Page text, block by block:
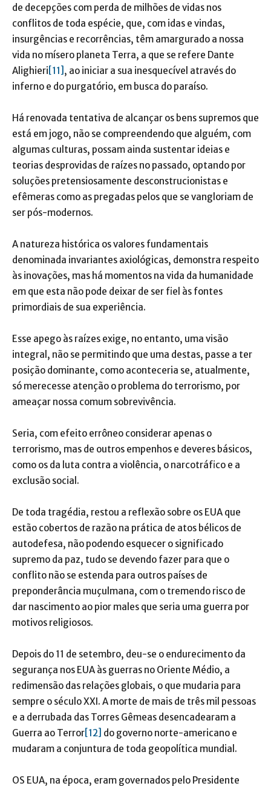
de decepções com perda de milhões de vidas nos
conflitos de toda espécie, que, com idas e vindas,
insurgências e recorrências, têm amargurado a nossa
vida no mísero planeta Terra, a que se refere Dante
Alighieri [11] , ao iniciar a sua inesquecível através do
inferno e do purgatório, em busca do paraíso.
Há renovada tentativa de alcançar os bens supremos que
está em jogo, não se compreendendo que alguém, com
algumas culturas, possam ainda sustentar ideias e
teorias desprovidas de raízes no passado, optando por
soluções pretensiosamente desconstrucionistas e
efêmeras como as pregadas pelos que se vangloriam de
ser pós-modernos.
A natureza histórica os valores fundamentais
denominada invariantes axiológicas, demonstra respeito
às inovações, mas há momentos na vida da humanidade
em que esta não pode deixar de ser fiel às fontes
primordiais de sua experiência.
Esse apego às raízes exige, no entanto, uma visão
integral, não se permitindo que uma destas, passe a ter
posição dominante, como aconteceria se, atualmente,
só merecesse atenção o problema do terrorismo, por
ameaçar nossa comum sobrevivência.
Seria, com efeito errôneo considerar apenas o
terrorismo, mas de outros empenhos e deveres básicos,
como os da luta contra a violência, o narcotráfico e a
exclusão social.
De toda tragédia, restou a reflexão sobre os EUA que
estão cobertos de razão na prática de atos bélicos de
autodefesa, não podendo esquecer o significado
supremo da paz, tudo se devendo fazer para que o
conflito não se estenda para outros países de
preponderância muçulmana, com o tremendo risco de
dar nascimento ao pior males que seria uma guerra por
motivos religiosos.
Depois do 11 de setembro, deu-se o endurecimento da
segurança nos EUA às guerras no Oriente Médio, a
redimensão das relações globais, o que mudaria para
sempre o século XXI. A morte de mais de três mil pessoas
e a derrubada das Torres Gêmeas desencadearam a
Guerra ao Terror [12] do governo norte-americano e
mudaram a conjuntura de toda geopolítica mundial.
OS EUA, na época, eram governados pelo Presidente